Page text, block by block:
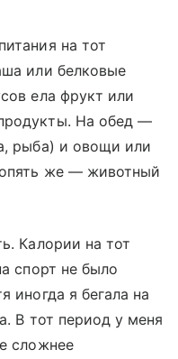
на тот
или белковые
ела фрукт или
На обед —
рыба) и овощи или
же — животный
Калории на тот
спорт не было
иногда я бегала на
В тот период у меня
сложнее